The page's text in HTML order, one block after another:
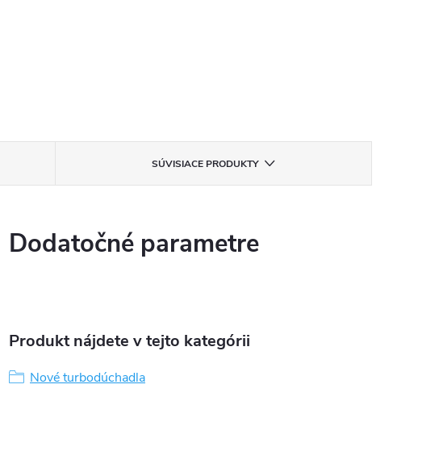
SÚVISIACE PRODUKTY
Dodatočné parametre
Produkt nájdete v tejto kategórii
Nové turbodúchadla